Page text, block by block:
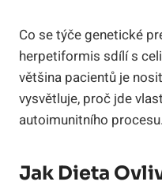
Co se týče genetické
herpetiformis sdílí s
většina pacientů je
vysvětluje, proč jde
autoimunitního procesu.
Jak Dieta